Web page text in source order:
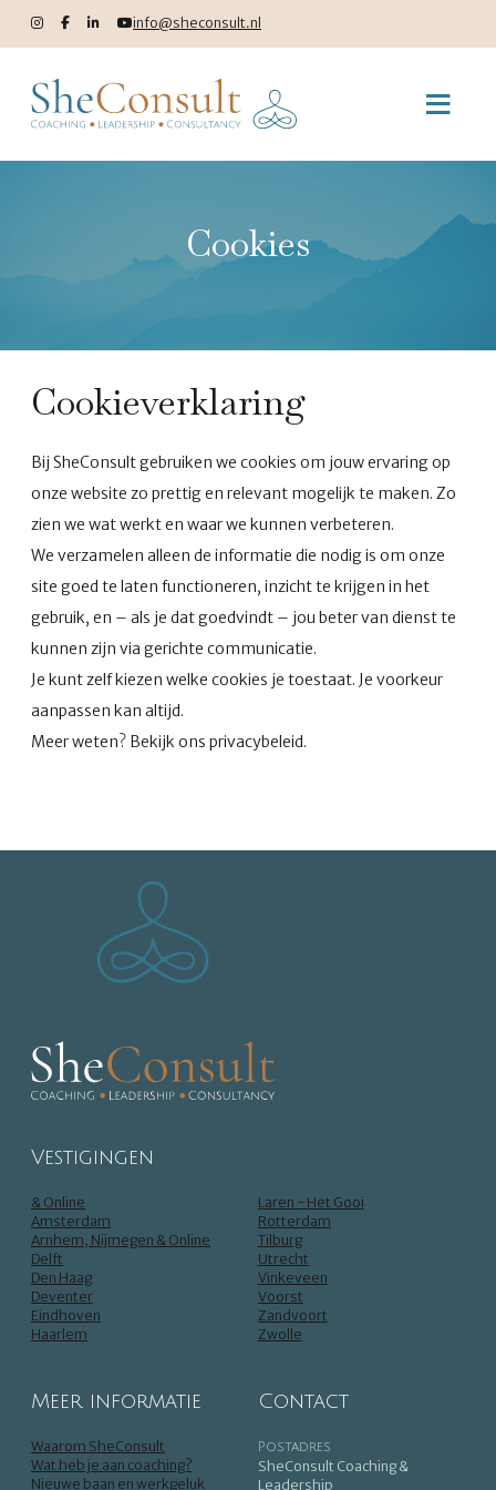
info@sheconsult.nl
Cookies
Cookieverklaring
Bij SheConsult gebruiken we cookies om jouw ervaring op
onze website zo prettig en relevant mogelijk te maken. Zo
zien we wat werkt en waar we kunnen verbeteren.
We verzamelen alleen de informatie die nodig is om onze
site goed te laten functioneren, inzicht te krijgen in het
gebruik, en – als je dat goedvindt – jou beter van dienst te
kunnen zijn via gerichte communicatie.
Je kunt zelf kiezen welke cookies je toestaat. Je voorkeur
aanpassen kan altijd.
Meer weten? Bekijk ons privacybeleid.
Vestigingen
& Online
Amsterdam
Arnhem, Nijmegen & Online
Delft
Den Haag
Deventer
Eindhoven
Haarlem
Laren - Het Gooi
Rotterdam
Tilburg
Utrecht
Vinkeveen
Voorst
Zandvoort
Zwolle
Meer informatie
Waarom SheConsult
Wat heb je aan coaching?
Nieuwe baan en werkgeluk
Contact
Postadres
SheConsult Coaching &
Leadership